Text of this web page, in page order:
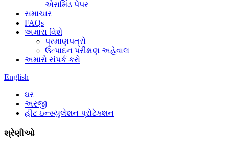
એરામિડ પેપર
સમાચાર
FAQs
અમારા વિશે
પ્રમાણપત્રો
ઉત્પાદન પરીક્ષણ અહેવાલ
અમારો સંપર્ક કરો
English
ઘર
અરજી
હીટ ઇન્સ્યુલેશન પ્રોટેક્શન
શ્રેણીઓ